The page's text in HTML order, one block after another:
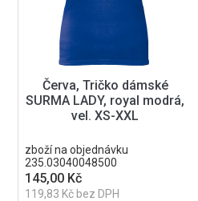
Červa, Tričko dámské
SURMA LADY, royal modrá,
vel. XS-XXL
zboží na objednávku
235.03040048500
145,00 Kč
119,83 Kč bez DPH